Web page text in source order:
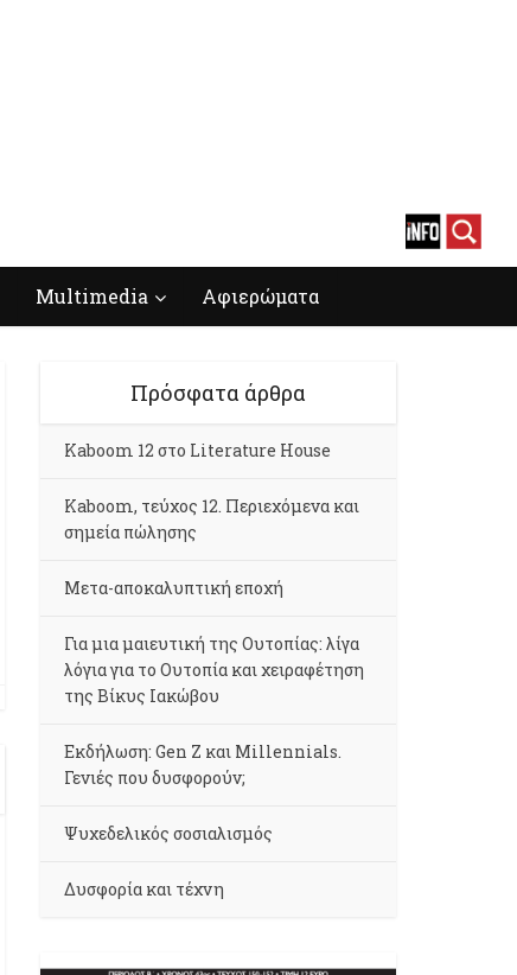
Multimedia Αφιερώματα
Πρόσφατα άρθρα
Kaboom 12 στο Literature House
Kaboom, τεύχος 12. Περιεχόμενα και
σημεία πώλησης
Μετα-αποκαλυπτική εποχή
Για μια μαιευτική της Ουτοπίας: λίγα
λόγια για το Ουτοπία και χειραφέτηση
της Βίκυς Ιακώβου
Εκδήλωση: Gen Z και Millennials.
Γενιές που δυσφορούν;
Ψυχεδελικός σοσιαλισμός
Δυσφορία και τέχνη